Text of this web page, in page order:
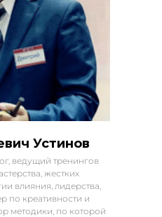
Устинов
ведущий тренингов
жестких
влияния, лидерства,
по креативности и
методики, по которой